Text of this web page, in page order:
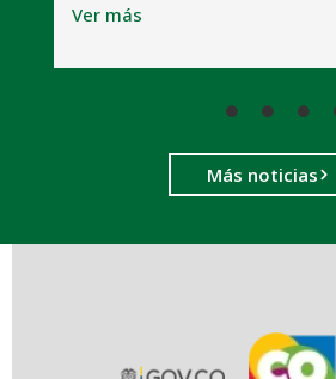
Ver más
Más noticias